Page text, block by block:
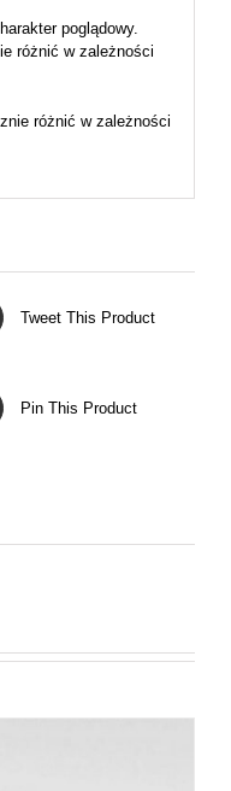
poglądowy.
różnić w zależności
różnić w zależności
Tweet This Product
Pin This Product